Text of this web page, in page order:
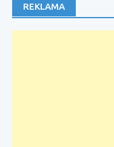
REKLAMA